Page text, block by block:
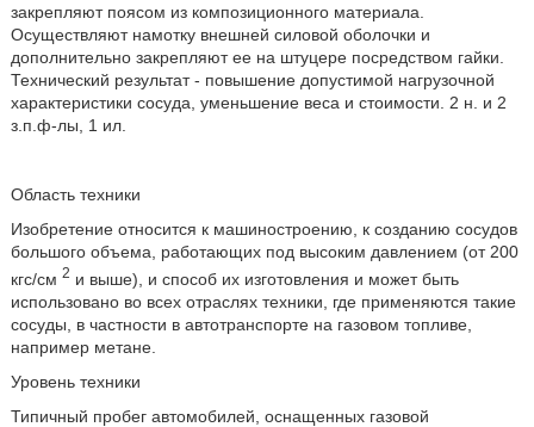
закрепляют поясом из композиционного материала.
Осуществляют намотку внешней силовой оболочки и
дополнительно закрепляют ее на штуцере посредством гайки.
Технический результат - повышение допустимой нагрузочной
характеристики сосуда, уменьшение веса и стоимости. 2 н. и 2
з.п.ф-лы, 1 ил.
Область техники
Изобретение относится к машиностроению, к созданию сосудов
большого объема, работающих под высоким давлением (от 200
кгс/см 2 и выше), и способ их изготовления и может быть
использовано во всех отраслях техники, где применяются такие
сосуды, в частности в автотранспорте на газовом топливе,
например метане.
Уровень техники
Типичный пробег автомобилей, оснащенных газовой